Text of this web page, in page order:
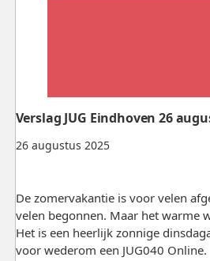
26 augustus 2025
Verslag JUG Eindhoven 26
De zomervakantie is voor velen
velen begonnen. Maar het warme
Het is een heerlijk zonnige
voor wederom een JUG040 Online.